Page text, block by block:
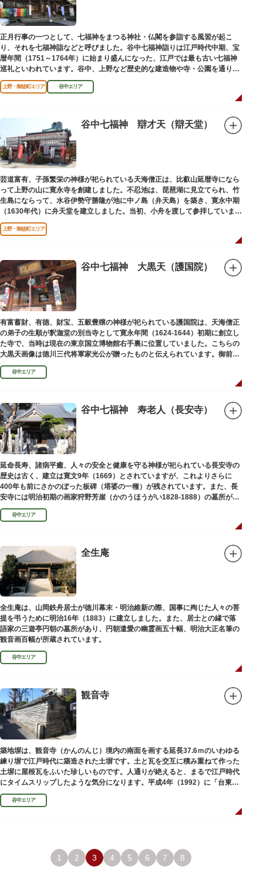
正月行事の一つとして、七福神をまつる神社・仏閣を参詣する風習が起こ
り、それを七福神詣などと呼びました。谷中七福神詣りは江戸時代中期、宝
暦年間（1751～1764年）に始まり盛んになった、江戸では最も古い七福神
巡礼といわれています。谷中、上野など歴史的な建造物や寺・公園を通りな
がら、ゆっくりと一日散策が楽しめるコースになっています。
上野・御徒町エリア 谷中エリア
谷中七福神 辯才天（辯天堂）
芸道富有、子孫繁栄の神様が祀られている天海僧正は、比叡山延暦寺になら
って上野の山に寛永寺を創建しました。不忍池は、琵琶湖に見立てられ、竹
生島にならって、水谷伊勢守勝隆が池に中ノ島（弁天島）を築き、寛永中期
（1630年代）に弁天堂を建立しました。当初、小舟を渡して参拝していまし
たが、後に橋が架けられました。
上野・御徒町エリア
谷中七福神 大黒天（護国院）
有富蓄財、有徳、財宝、五穀豊穣の神様が祀られている護国院は、天海僧正
の弟子の生順が釈迦堂の別当寺として寛永年間（1624-1644）初期に創立し
た寺で、当時は現在の東京国立博物館右手裏に位置していました。こちらの
大黒天画像は徳川三代将軍家光公が贈ったものと伝えられています。御前立
の大黒天木像は台東区文化財に指定されています。
谷中エリア
谷中七福神 寿老人（長安寺）
延命長寿、諸病平癒、人々の安全と健康を守る神様が祀られている長安寺の
歴史は古く、建立は寛文9年（1669）とされていますが、これよりさらに
400年も前にさかのぼった板碑（塔婆の一種）が残されています。また、長
安寺には明治初期の画家狩野芳崖（かのうほうがい1828-1888）の墓所があ
ります。
谷中エリア
全生庵
全生庵は、山岡鉄舟居士が徳川幕末・明治維新の際、国事に殉じた人々の菩
提を弔うために明治16年（1883）に建立しました。また、居士との縁で落
語家の三遊亭円朝の墓所があり、円朝遣愛の幽霊画五十幅、明治大正名筆の
観音画百幅が所蔵されています。
谷中エリア
観音寺
築地塀は、観音寺（かんのんじ）境内の南面を画する延長37.6ｍのいわゆる
練り塀で江戸時代に築造された土塀です。土と瓦を交互に積み重ねて作った
土塀に屋根瓦をふいた珍しいものです。人通りが絶えると、まるで江戸時代
にタイムスリップしたような気分になります。平成4年（1992）に「台東区
まちかど賞」を受賞しました。
谷中エリア
1 2 3 4 5 6 7 8